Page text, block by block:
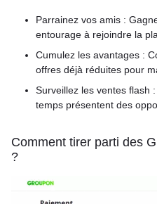
Parrainez vos amis :
entourage à rejoindre la
Cumulez les avantages :
offres déjà réduites pour
Surveillez les ventes flash
temps présentent des
Comment tirer parti des
?